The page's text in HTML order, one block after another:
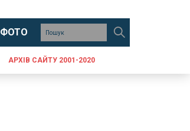
ФОТО
АРХІВ САЙТУ 2001-2020